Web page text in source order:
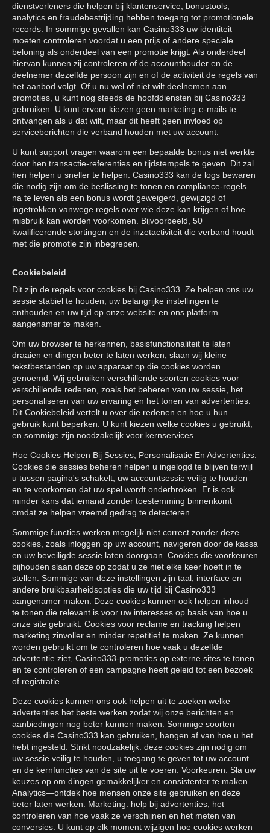
dienstverleners die helpen bij klantenservice, bonustools,
analytics en fraudebestrijding hebben toegang tot promotionele
records. In sommige gevallen kan Casino333 uw identiteit
moeten controleren voordat u een prijs of andere speciale
beloning als onderdeel van een promotie krijgt. Als onderdeel
hiervan kunnen zij controleren of de accounthouder en de
deelnemer dezelfde persoon zijn en of de activiteit de regels van
het aanbod volgt. Of u nu wel of niet wilt deelnemen aan
promoties, u kunt nog steeds de hoofddiensten bij Casino333
gebruiken. U kunt ervoor kiezen geen marketing-e-mails te
ontvangen als u dat wilt, maar dit heeft geen invloed op
serviceberichten die verband houden met uw account.
U kunt support vragen waarom een bepaalde bonus niet werkte
door hen transactie-referenties en tijdstempels te geven. Dit zal
hen helpen u sneller te helpen. Casino333 kan de logs bewaren
die nodig zijn om de beslissing te tonen en compliance-regels
na te leven als een bonus wordt geweigerd, gewijzigd of
ingetrokken vanwege regels over wie deze kan krijgen of hoe
misbruik kan worden voorkomen. Bijvoorbeeld, 50
kwalificerende stortingen en de inzetactiviteit die verband houdt
met die promotie zijn inbegrepen.
Cookiebeleid
Dit zijn de regels voor cookies bij Casino333. Ze helpen ons uw
sessie stabiel te houden, uw belangrijke instellingen te
onthouden en uw tijd op onze website en ons platform
aangenamer te maken.
Om uw browser te herkennen, basisfunctionaliteit te laten
draaien en dingen beter te laten werken, slaan wij kleine
tekstbestanden op uw apparaat op die cookies worden
genoemd. Wij gebruiken verschillende soorten cookies voor
verschillende redenen, zoals het beheren van uw sessie, het
personaliseren van uw ervaring en het tonen van advertenties.
Dit Cookiebeleid vertelt u over die redenen en hoe u hun
gebruik kunt beperken. U kunt kiezen welke cookies u gebruikt,
en sommige zijn noodzakelijk voor kernservices.
Hoe Cookies Helpen Bij Sessies, Personalisatie En Advertenties:
Cookies die sessies beheren helpen u ingelogd te blijven terwijl
u tussen pagina's schakelt, uw accountsessie veilig te houden
en te voorkomen dat uw spel wordt onderbroken. Er is ook
minder kans dat iemand zonder toestemming binnenkomt
omdat ze helpen vreemd gedrag te detecteren.
Sommige functies werken mogelijk niet correct zonder deze
cookies, zoals inloggen op uw account, navigeren door de kassa
en uw beveiligde sessie laten doorgaan. Cookies die voorkeuren
bijhouden slaan deze op zodat u ze niet elke keer hoeft in te
stellen. Sommige van deze instellingen zijn taal, interface en
andere bruikbaarheidsopties die uw tijd bij Casino333
aangenamer maken. Deze cookies kunnen ook helpen inhoud
te tonen die relevant is voor uw interesses op basis van hoe u
onze site gebruikt. Cookies voor reclame en tracking helpen
marketing zinvoller en minder repetitief te maken. Ze kunnen
worden gebruikt om te controleren hoe vaak u dezelfde
advertentie ziet, Casino333-promoties op externe sites te tonen
en te controleren of een campagne heeft geleid tot een bezoek
of registratie.
Deze cookies kunnen ons ook helpen uit te zoeken welke
advertenties het beste werken zodat wij onze berichten en
aanbiedingen nog beter kunnen maken. Sommige soorten
cookies die Casino333 kan gebruiken, hangen af van hoe u het
hebt ingesteld: Strikt noodzakelijk: deze cookies zijn nodig om
uw sessie veilig te houden, u toegang te geven tot uw account
en de kernfuncties van de site uit te voeren. Voorkeuren: Sla uw
keuzes op om dingen gemakkelijker en consistenter te maken.
Analytics—ontdek hoe mensen onze site gebruiken en deze
beter laten werken. Marketing: help bij advertenties, het
controleren van hoe vaak ze verschijnen en het meten van
conversies. U kunt op elk moment wijzigen hoe cookies werken